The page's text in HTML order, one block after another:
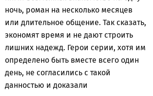
ночь, роман на несколько месяцев
или длительное общение. Так сказать,
экономят время и не дают строить
лишних надежд. Герои серии, хотя им
определено быть вместе всего один
день, не согласились с такой
данностью и доказали